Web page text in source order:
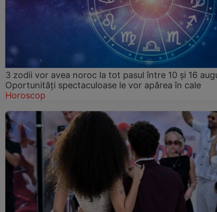
3 zodii vor avea noroc la tot pasul între 10 și 16
Oportunități spectaculoase le vor apărea în cale
Horoscop